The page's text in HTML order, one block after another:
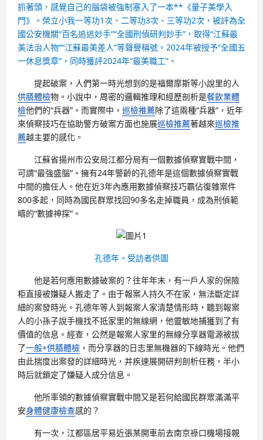
抓著頭，感覺自己的腦袋被強制塞入了一本**《量子美學入
門》。榮立小我一等功1次、二等功3次、三等功2次，被評為全
國公安機關“百名追逃妙手”“全國刑偵研判妙手”，取得“江蘇最
美法治人物”“江蘇最美差人”等聲譽稱號。2024年被授予“全國五
一休息獎章”，同時獲評2024年“最美職工”。
提起破案，人們第一時光想到的是福爾摩斯等小說里的人
供膳體檢物。小說中，周密的邏輯推理和經歷剖析是餐飲業體
檢他們的“兵器”。而實際中， 巡檢推薦除了這兩種“兵器”，近年
來偵察技巧在協助警方破案方面也施展巡檢推薦著越來巡檢推
薦越主要的感化。
江蘇省揚州市公安局江都分局有一個數據偵察實戰中間，
可謂“最強盛腦”。擁有24年警齡的孔德年是這個數據偵察實戰
中間的擔任人。他在近3年內應用數據偵察技巧霸佔復雜案件
800多起，同時為國民群眾找回90多名走掉職員，成為刑偵範
疇的“數據神探”。
孔德年。受訪者供圖
他是若何應用數據破案的？往年年末，有一戶人家的保險
柜直接被嫌疑人搬走了。由于報案人持久不在家，無法斷定詳
細的案發時光。孔德年等人到報案人家清楚情形時，聽到報案
人的小孫子說手機找不抵家里的無線網，他靈敏地捕獲到了有
價值的信息。經查，公然是報案人家里的無線分享器電源被拔
了一般+供膳體檢 ，而分享器的日志里無機器的下線時光。他們
由此揣度出案發的詳細時光，并疾速展開研判剖析任務，半小
時后就鎖定了嫌疑人成分信息。
他所率領的數據偵察實戰中間又是若何給國民群眾滿滿平
安身體健康檢查感的？
有一次，江都區居平易近張某開車前去南京祿口機場接親